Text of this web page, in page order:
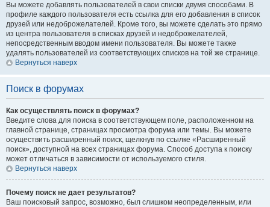
Вы можете добавлять пользователей в свои списки двумя способами. В
профиле каждого пользователя есть ссылка для его добавления в список
друзей или недоброжелателей. Кроме того, вы можете сделать это прямо
из центра пользователя в списках друзей и недоброжелателей,
непосредственным вводом имени пользователя. Вы можете также
удалять пользователей из соответствующих списков на той же странице.
Вернуться наверх
Поиск в форумах
Как осуществлять поиск в форумах?
Введите слова для поиска в соответствующем поле, расположенном на
главной странице, страницах просмотра форума или темы. Вы можете
осуществить расширенный поиск, щелкнув по ссылке «Расширенный
поиск», доступной на всех страницах форума. Способ доступа к поиску
может отличаться в зависимости от используемого стиля.
Вернуться наверх
Почему поиск не дает результатов?
Ваш поисковый запрос, возможно, был слишком неопределенным, или